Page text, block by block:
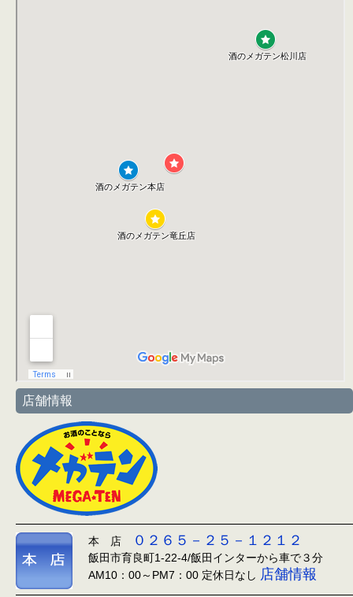
店舗情報
本 店 ０２６５－２５－１２１２
飯田市育良町1-22-4/飯田インターから車で３分
AM10：00～PM7：00 定休日なし 店舗情報